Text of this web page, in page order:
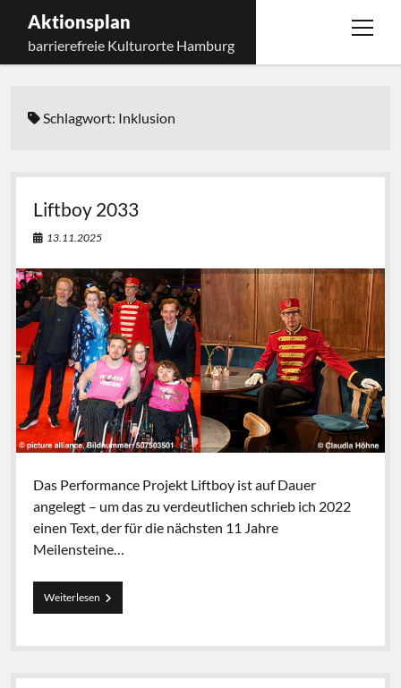
Aktionsplan
barrierefreie Kulturorte Hamburg
Menü
öffnen
Impressum
Datenschutz
Schlagwort: Inklusion
Liftboy 2033
13.11.2025
Das Performance Projekt Liftboy ist auf Dauer
angelegt – um das zu verdeutlichen schrieb ich 2022
einen Text, der für die nächsten 11 Jahre
Meilensteine…
WeiterlesenLiftboy
2033